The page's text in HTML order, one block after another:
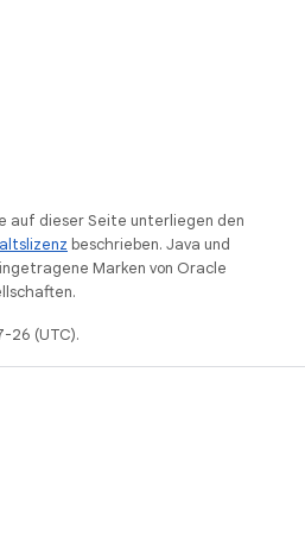
auf dieser Seite unterliegen den
beschrieben. Java und
Marken von Oracle
26 (UTC).